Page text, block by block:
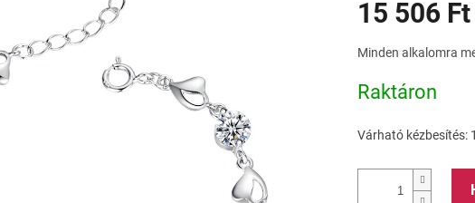
átlagos
értékelése
ből
csillag.
15 506 Ft
Minden alkalomra
Raktáron
Várható kézbesítés: